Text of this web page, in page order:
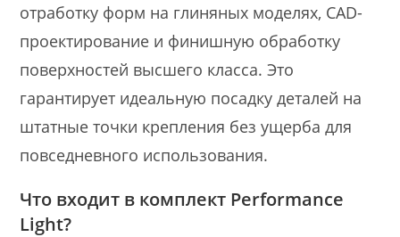
отработку форм на глиняных моделях, CAD-
проектирование и финишную обработку
поверхностей высшего класса. Это
гарантирует идеальную посадку деталей на
штатные точки крепления без ущерба для
повседневного использования.
Что входит в комплект Performance
Light?